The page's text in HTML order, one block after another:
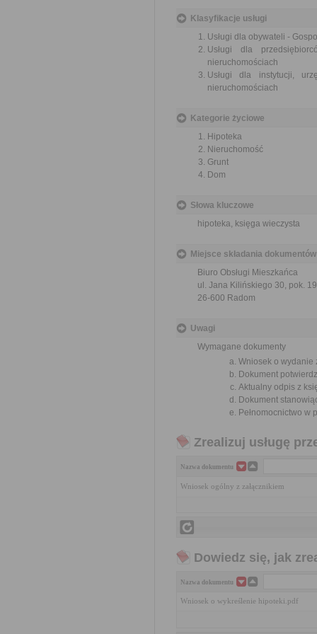
Klasyfikacje usługi
Usługi dla obywateli -
Usługi dla
nieruchomościach
Usługi dla instytucji,
nieruchomościach
Kategorie życiowe
Hipoteka
Nieruchomość
Grunt
Dom
Słowa kluczowe
hipoteka, księga wieczysta
Miejsce składania dokumentów
Biuro Obsługi Mieszkańca
ul. Jana Kilińskiego 30, pok. 19
26-600 Radom
Uwagi
Wymagane dokumenty
Wniosek o wydanie
Dokument
Aktualny odpis z
Dokument
Pełnomocnictwo w
Zrealizuj usługę
Nazwa dokumentu
Wniosek ogólny z załącznikiem
Dowiedz się, jak
Nazwa dokumentu
Wniosek o wykreślenie hipoteki.pdf